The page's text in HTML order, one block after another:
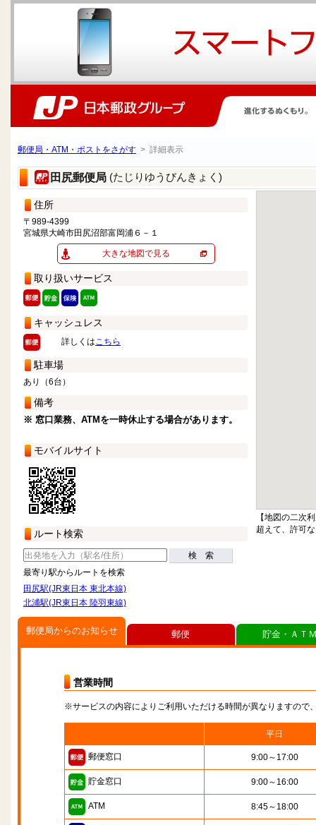
郵便局・ATM・ポストをさがす > 詳細表示
田尻郵便局 (たじりゆうびんきょく)
住所
〒989-4399
宮城県大崎市田尻沼部富岡浦６－１
大きな地図で見る
取り扱いサービス
キャッシュレス
詳しくはこちら
駐車場
あり（6台）
備考
※ 窓口業務、ATMを一時休止する場合があります。
モバイルサイト
ルート検索
検 索
最寄り駅からルートを検索
田尻駅(JR東日本 東北本線)
北浦駅(JR東日本 陸羽東線)
【地図の二次
超えて、許可
郵便局からのお知らせ
営業時間
※サービスの内容によりご利用いただける時間が異なりますので
平日
郵便窓口 9:00～17:00
貯金窓口 9:00～16:00
ATM 8:45～18:00
郵便 貯金・ＡＴ